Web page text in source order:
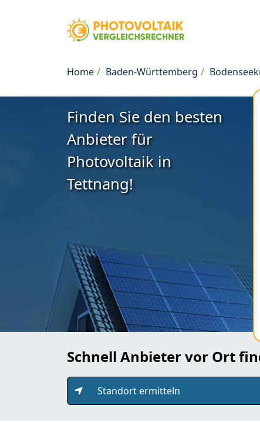
Home Baden-Württemberg
Finden Sie den besten
Anbieter für
Photovoltaik in
Tettnang!
Schnell Anbieter vor Ort
Standort ermitteln